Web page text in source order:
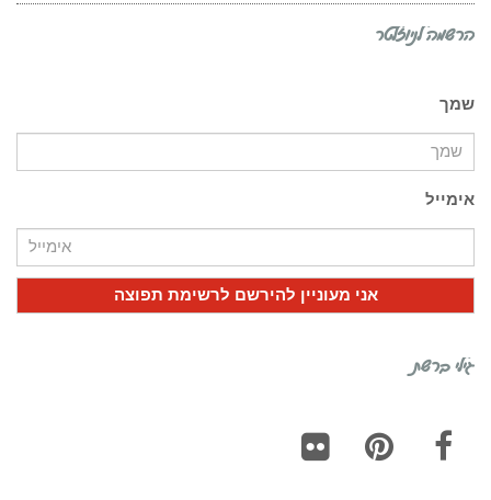
הרשמה לניוזלטר
שמך
אימייל
גילי ברשת